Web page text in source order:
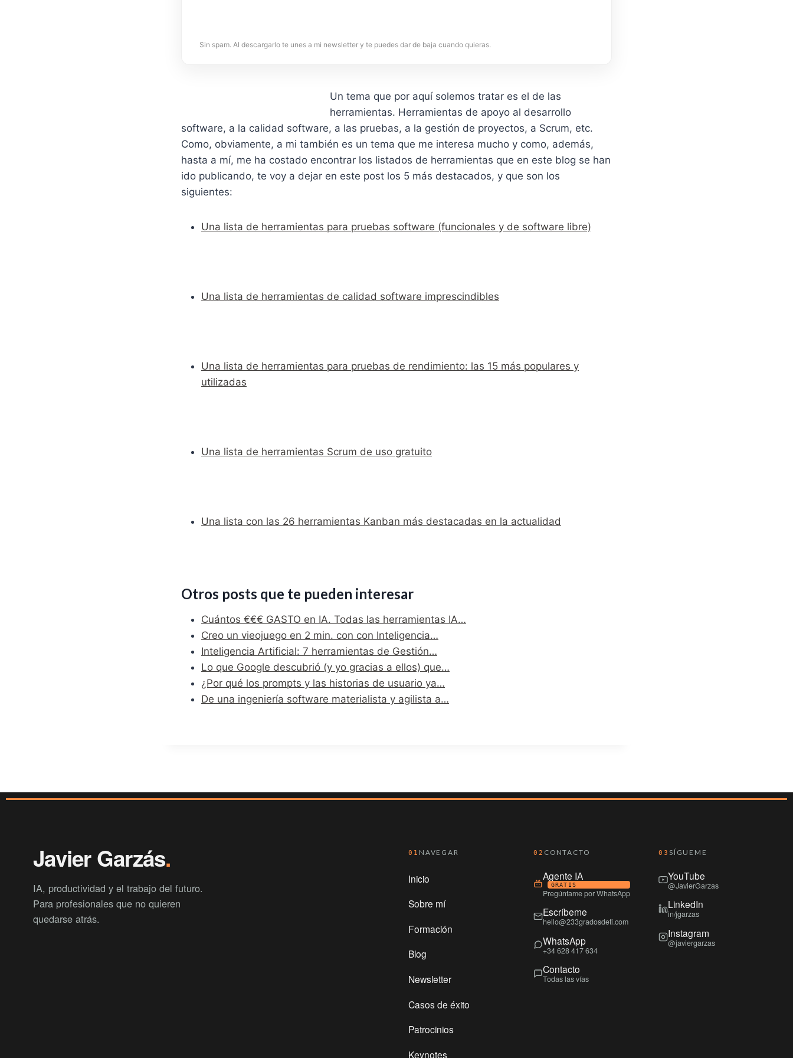
Sin spam. Al descargarlo te unes a mi newsletter y te puedes dar de baja cuando quieras.
Un tema que por aquí solemos tratar es el de las
herramientas. Herramientas de apoyo al desarrollo
software, a la calidad software, a las pruebas, a la gestión de proyectos, a Scrum, etc.
Como, obviamente, a mi también es un tema que me interesa mucho y como, además,
hasta a mí, me ha costado encontrar los listados de herramientas que en este blog se han
ido publicando, te voy a dejar en este post los 5 más destacados, y que son los
siguientes:
Una lista de herramientas para pruebas software (funcionales y de software libre)
Una lista de herramientas de calidad software imprescindibles
Una lista de herramientas para pruebas de rendimiento: las 15 más populares y
utilizadas
Una lista de herramientas Scrum de uso gratuito
Una lista con las 26 herramientas Kanban más destacadas en la actualidad
Otros posts que te pueden interesar
Cuántos €€€ GASTO en IA. Todas las herramientas IA…
Creo un vieojuego en 2 min. con con Inteligencia…
Inteligencia Artificial: 7 herramientas de Gestión…
Lo que Google descubrió (y yo gracias a ellos) que…
¿Por qué los prompts y las historias de usuario ya…
De una ingeniería software materialista y agilista a…
Javier Garzás.
IA, productividad y el trabajo del futuro.
Para profesionales que no quieren
quedarse atrás.
01 NAVEGAR
Inicio
Sobre mí
Formación
Blog
Newsletter
Casos de éxito
Patrocinios
Keynotes
02 CONTACTO
Agente IA
GRATIS
Pregúntame por WhatsApp
Escríbeme
hello@233gradosdeti.com
WhatsApp
+34 628 417 634
Contacto
Todas las vías
03 SÍGUEME
YouTube
@JavierGarzas
LinkedIn
in/jgarzas
Instagram
@javiergarzas